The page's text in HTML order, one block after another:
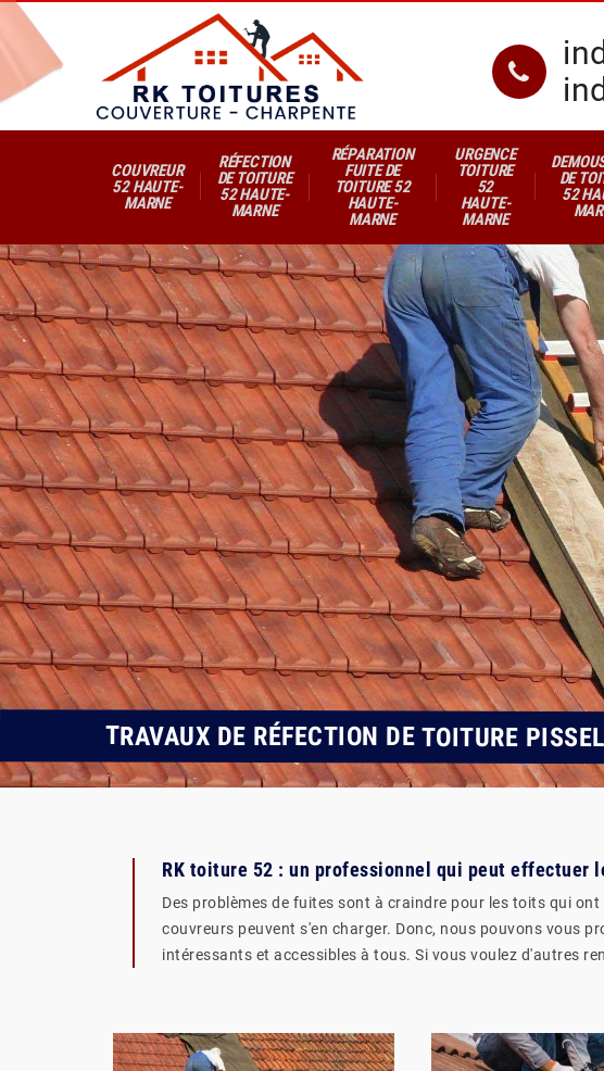
COUVREUR
52 HAUTE-
MARNE
RÉFECTION
DE TOITURE
52 HAUTE-
MARNE
RÉPARATION
FUITE DE
TOITURE 52
HAUTE-
MARNE
URGENCE
TOITURE
52
HAUTE-
MARNE
DE
52
TRAVAUX DE RÉFECTION DE TOITURE
RK toiture 52 : un professionnel qui peut effectuer
Des problèmes de fuites sont à craindre pour les toits qui
couvreurs peuvent s'en charger. Donc, nous pouvons vous
intéressants et accessibles à tous. Si vous voulez d'autres